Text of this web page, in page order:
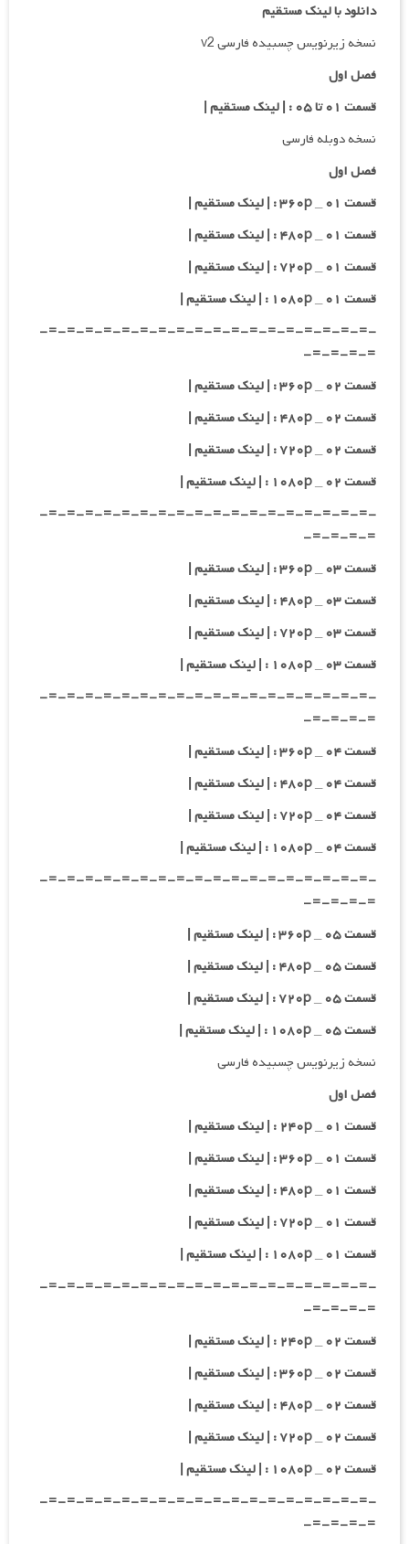
دانلود با لینک مستقیم
نسخه زیرنویس چسبیده فارسی v2
فصل اول
قسمت ۰۱ تا ۰۵ : | لینک مستقیم |
نسخه دوبله فارسی
فصل اول
قسمت ۰۱ _ ۳۶۰p : | لینک مستقیم |
قسمت ۰۱ _ ۴۸۰p : | لینک مستقیم |
قسمت ۰۱ _ ۷۲۰p : | لینک مستقیم |
قسمت ۰۱ _ ۱۰۸۰p : | لینک مستقیم |
-=-=-=-=-=-=-=-=-=-=-=-=-=-=-=-=-=-=-
=-=-=-=-
قسمت ۰۲ _ ۳۶۰p : | لینک مستقیم |
قسمت ۰۲ _ ۴۸۰p : | لینک مستقیم |
قسمت ۰۲ _ ۷۲۰p : | لینک مستقیم |
قسمت ۰۲ _ ۱۰۸۰p : | لینک مستقیم |
-=-=-=-=-=-=-=-=-=-=-=-=-=-=-=-=-=-=-
=-=-=-=-
قسمت ۰۳ _ ۳۶۰p : | لینک مستقیم |
قسمت ۰۳ _ ۴۸۰p : | لینک مستقیم |
قسمت ۰۳ _ ۷۲۰p : | لینک مستقیم |
قسمت ۰۳ _ ۱۰۸۰p : | لینک مستقیم |
-=-=-=-=-=-=-=-=-=-=-=-=-=-=-=-=-=-=-
=-=-=-=-
قسمت ۰۴ _ ۳۶۰p : | لینک مستقیم |
قسمت ۰۴ _ ۴۸۰p : | لینک مستقیم |
قسمت ۰۴ _ ۷۲۰p : | لینک مستقیم |
قسمت ۰۴ _ ۱۰۸۰p : | لینک مستقیم |
-=-=-=-=-=-=-=-=-=-=-=-=-=-=-=-=-=-=-
=-=-=-=-
قسمت ۰۵ _ ۳۶۰p : | لینک مستقیم |
قسمت ۰۵ _ ۴۸۰p : | لینک مستقیم |
قسمت ۰۵ _ ۷۲۰p : | لینک مستقیم |
قسمت ۰۵ _ ۱۰۸۰p : | لینک مستقیم |
نسخه زیرنویس چسبیده فارسی
فصل اول
قسمت ۰۱ _ ۲۴۰p : | لینک مستقیم |
قسمت ۰۱ _ ۳۶۰p : | لینک مستقیم |
قسمت ۰۱ _ ۴۸۰p : | لینک مستقیم |
قسمت ۰۱ _ ۷۲۰p : | لینک مستقیم |
قسمت ۰۱ _ ۱۰۸۰p : | لینک مستقیم |
-=-=-=-=-=-=-=-=-=-=-=-=-=-=-=-=-=-=-
=-=-=-=-
قسمت ۰۲ _ ۲۴۰p : | لینک مستقیم |
قسمت ۰۲ _ ۳۶۰p : | لینک مستقیم |
قسمت ۰۲ _ ۴۸۰p : | لینک مستقیم |
قسمت ۰۲ _ ۷۲۰p : | لینک مستقیم |
قسمت ۰۲ _ ۱۰۸۰p : | لینک مستقیم |
-=-=-=-=-=-=-=-=-=-=-=-=-=-=-=-=-=-=-
=-=-=-=-